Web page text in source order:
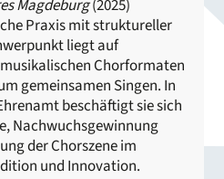
Magdeburg(2025)
Praxis mit struktureller
liegt auf
Chorformaten
gemeinsamen Singen. In
beschäftigt sie sich
Nachwuchsgewinnung
der Chorszene im
und Innovation.